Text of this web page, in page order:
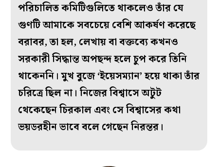
পরিচালিত কমিটিগুলিতে থাকলেও তাঁর যে
গুণটি আমাকে সবচেয়ে বেশি আকর্ষণ করেছে
বরাবর, তা হল, লেখায় বা বক্তব্যে কখনও
সরকারী সিদ্ধান্ত অপছন্দ হলে চুপ করে তিনি
থাকেননি। মুখ বুজে ‘ইয়েসম্যান’ হয়ে থাকা তাঁর
চরিত্রে ছিল না। নিজের বিশ্বাসে অটুট
থেকেছেন চিরকাল এবং সে বিশ্বাসের কথা
ভয়ডরহীন ভাবে বলে গেছেন নিরন্তর।